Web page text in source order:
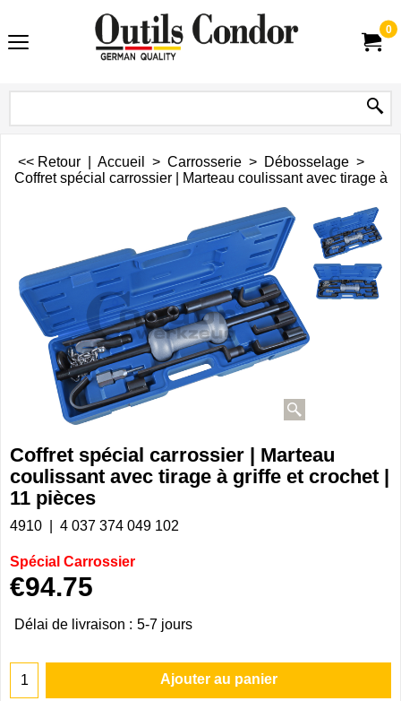
0
<< Retour Accueil > Carrosserie > Débosselage >
Coffret spécial carrossier | Marteau coulissant avec tirage à
Coffret spécial carrossier | Marteau
coulissant avec tirage à griffe et crochet |
11 pièces
4910 4 037 374 049 102
Spécial Carrossier
€94.75
Délai de livraison : 5-7 jours
Ajouter au panier